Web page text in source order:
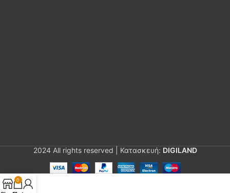
2024 All rights reserved | Κατασκευή: DIGILAND
0